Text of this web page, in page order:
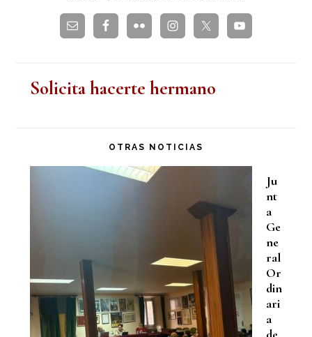
Solicita hacerte hermano
OTRAS NOTICIAS
Ju
nt
a
Ge
ne
ral
Or
din
ari
a